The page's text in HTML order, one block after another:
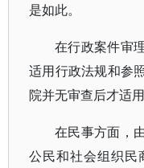
是如此。
在行政案件审
适用行政法规和参
院并无审查后才适用
在民事方面，
公民和社会组织民